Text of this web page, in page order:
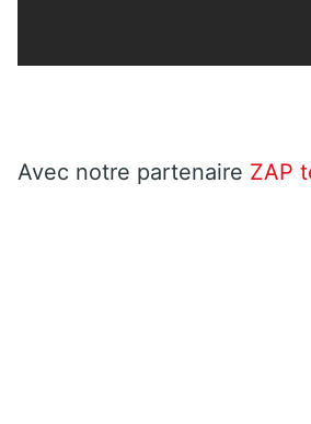
Avec notre partenaire ZAP